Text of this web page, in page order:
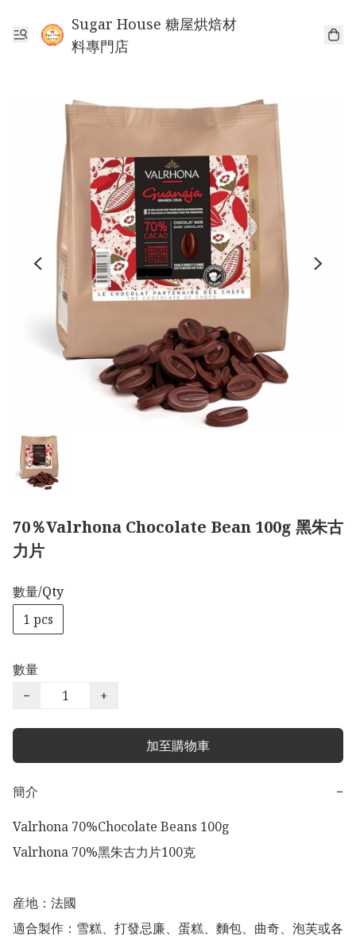
Sugar House 糖屋烘焙材
料專門店
70％Valrhona Chocolate Bean 100g 黑朱古
力片
數量/Qty
1 pcs
數量
−
+
加至購物車
簡介
−
Valrhona 70%Chocolate Beans 100g
Valrhona 70%黑朱古力片100克
産地：法國
適合製作：雪糕、打發忌廉、蛋糕、麵包、曲奇、泡芙或各